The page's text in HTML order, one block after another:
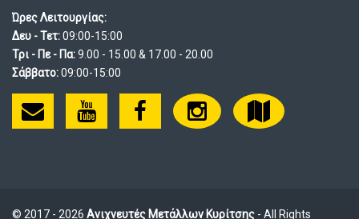
Ώρες Λειτουργίας:
Δευ - Τετ:09:00-15:00
Τρι - Πε - Πα:9.00 - 15.00 & 17.00 - 20.00
Σάββατο:09:00-15:00
© 2017 - 2026 Ανιχνευτές Μετάλλων Κυρίτσης - All Rights